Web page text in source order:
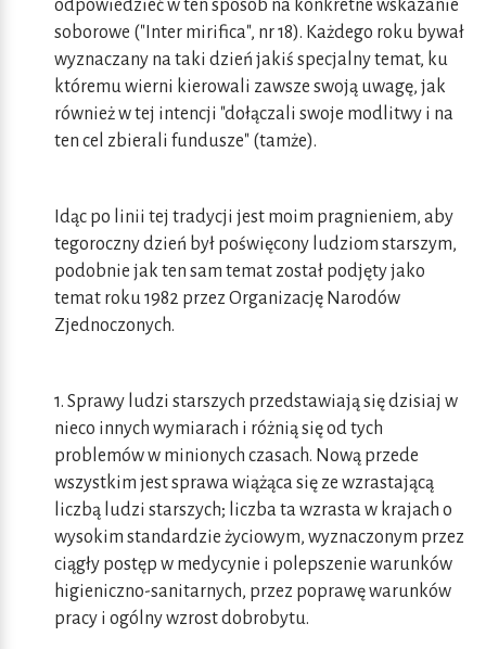
odpowiedzieć w ten sposób na konkretne wskazanie
soborowe ("Inter mirifica", nr 18). Każdego roku bywał
wyznaczany na taki dzień jakiś specjalny temat, ku
któremu wierni kierowali zawsze swoją uwagę, jak
również w tej intencji "dołączali swoje modlitwy i na
ten cel zbierali fundusze" (tamże).
Idąc po linii tej tradycji jest moim pragnieniem, aby
tegoroczny dzień był poświęcony ludziom starszym,
podobnie jak ten sam temat został podjęty jako
temat roku 1982 przez Organizację Narodów
Zjednoczonych.
1. Sprawy ludzi starszych przedstawiają się dzisiaj w
nieco innych wymiarach i różnią się od tych
problemów w minionych czasach. Nową przede
wszystkim jest sprawa wiążąca się ze wzrastającą
liczbą ludzi starszych; liczba ta wzrasta w krajach o
wysokim standardzie życiowym, wyznaczonym przez
ciągły postęp w medycynie i polepszenie warunków
higieniczno-sanitarnych, przez poprawę warunków
pracy i ogólny wzrost dobrobytu.